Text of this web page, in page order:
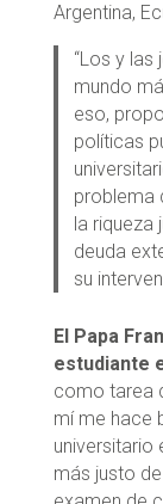
Argentina,
“Los y
mundo
eso,
políticas
problema
la
deuda
su
El Papa
estudiante
como tarea
mí me hace
universitario
más justo